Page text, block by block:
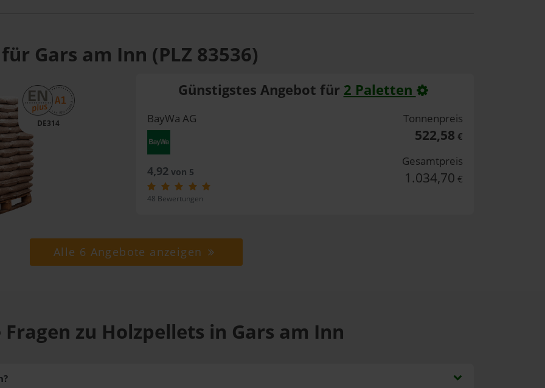
Gars am Inn (PLZ 83536)
DE314
Günstigstes Angebot für 2 Paletten
BayWa AG
4,92von 5
48 Bewertungen
Tonnenpreis
522,58 €
Gesamtpreis
1.034,70 €
Alle 6 Angebote anzeigen
zu Holzpellets in Gars am Inn